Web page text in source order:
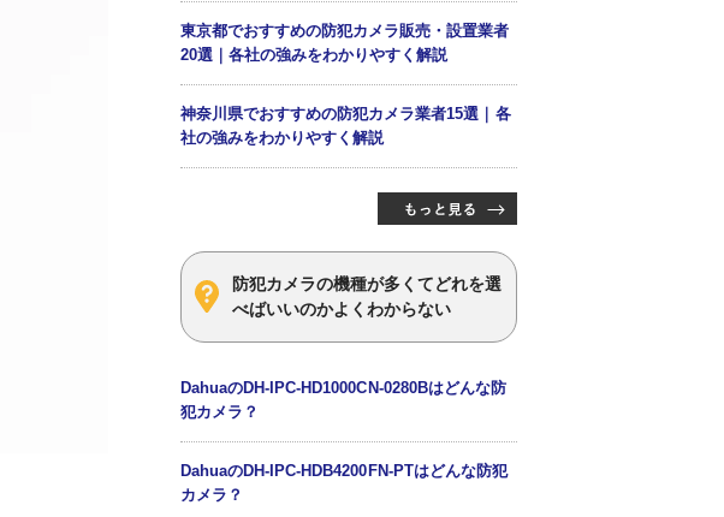
東京都でおすすめの防犯カメラ販売・設置業者
20選｜各社の強みをわかりやすく解説
神奈川県でおすすめの防犯カメラ業者15選｜各
社の強みをわかりやすく解説
防犯カメラの機種が多くてどれを選
べばいいのかよくわからない
DahuaのDH-IPC-HD1000CN-0280Bはどんな防
犯カメラ？
DahuaのDH-IPC-HDB4200FN-PTはどんな防犯
カメラ？